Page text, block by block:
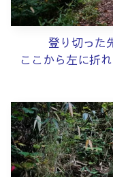
登り切った
ここから左に折